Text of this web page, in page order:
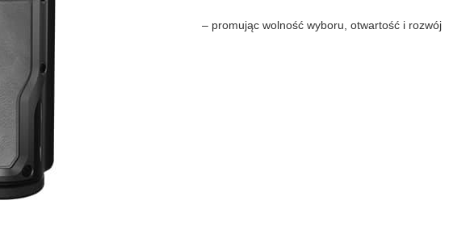
– promując wolność wyboru, otwartość i rozwój